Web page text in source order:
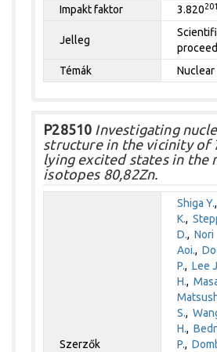
Impakt faktor
3.820
Jelleg
Témák
Nuclear
P28510 Investigating
structure in the vicinity of
lying excited states in the
isotopes 80,82Zn.
Szerzők
Shiga Y.
K.,
D.,Nori
Aoi.,
P.,Lee
H.,
S.,
H.,
P.,